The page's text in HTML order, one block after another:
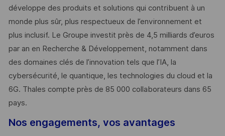
développe des produits et solutions qui contribuent à un
monde plus sûr, plus respectueux de l’environnement et
plus inclusif. Le Groupe investit près de 4,5 milliards d’euros
par an en Recherche & Développement, notamment dans
des domaines clés de l’innovation tels que l’IA, la
cybersécurité, le quantique, les technologies du cloud et la
6G. Thales compte près de 85 000 collaborateurs dans 65
pays. ​
Nos engagements, vos avantages